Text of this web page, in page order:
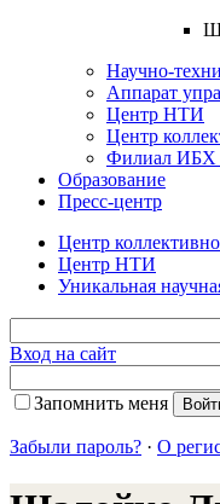
Научно-
Аппарат
Центр НТИ
Центр
Филиал
Образование
Пресс-центр
Центр
Центр НТИ
Уникальная
Вход на сайт
Запомнить меня
Забыли пароль? · О